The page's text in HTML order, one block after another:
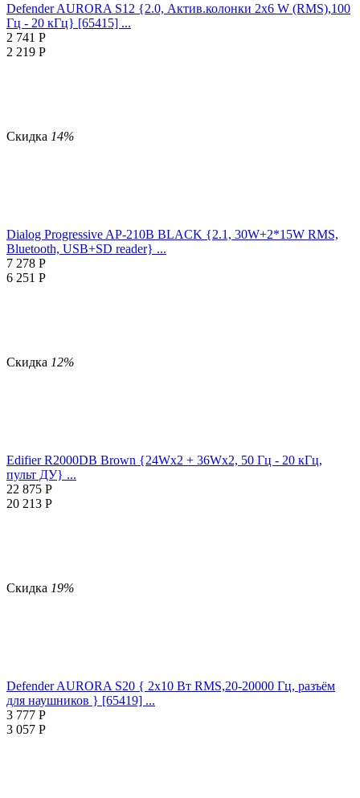
Defender AURORA S12 {2.0, Актив.колонки 2x6 W (RMS),100
Гц - 20 кГц} [65415] ...
2 741 Р
2 219 Р
Скидка 14%
Dialog Progressive AP-210B BLACK {2.1, 30W+2*15W RMS,
Bluetooth, USB+SD reader} ...
7 278 Р
6 251 Р
Скидка 12%
Edifier R2000DB Brown {24Wx2 + 36Wx2, 50 Гц - 20 кГц,
пульт ДУ} ...
22 875 Р
20 213 Р
Скидка 19%
Defender AURORA S20 { 2x10 Вт RMS,20-20000 Гц, разъём
для наушников } [65419] ...
3 777 Р
3 057 Р